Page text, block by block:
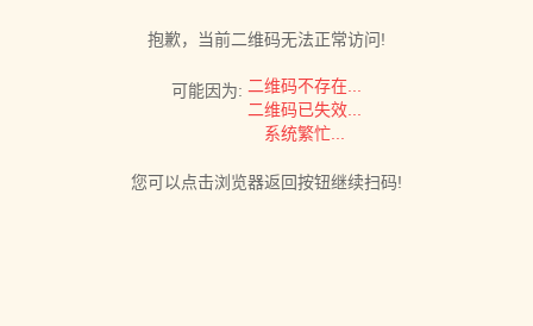
抱歉，当前二维码无法正常访问!
可能因为: 二维码不存在...
二维码已失效...
系统繁忙...
您可以点击浏览器返回按钮继续扫码!